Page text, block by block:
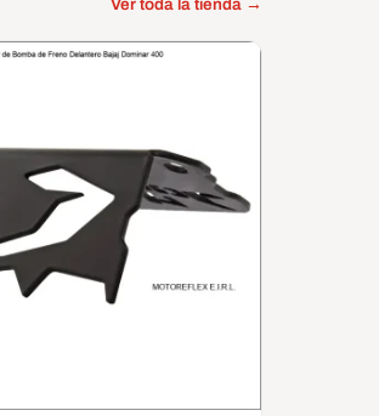
Ver toda la tienda →